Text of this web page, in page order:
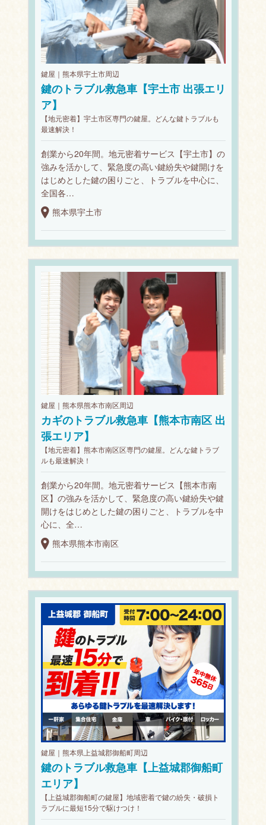
鍵屋｜熊本県宇土市周辺
鍵のトラブル救急車【宇土市 出張エリ
ア】
【地元密着】宇土市区専門の鍵屋。どんな鍵トラブルも
最速解決！
創業から20年間。地元密着サービス【宇土市】の
強みを活かして、緊急度の高い鍵紛失や鍵開けを
はじめとした鍵の困りごと、トラブルを中心に、
全国各…
熊本県宇土市
鍵屋｜熊本県熊本市南区周辺
カギのトラブル救急車【熊本市南区 出
張エリア】
【地元密着】熊本市南区区専門の鍵屋。どんな鍵トラブ
ルも最速解決！
創業から20年間。地元密着サービス【熊本市南
区】の強みを活かして、緊急度の高い鍵紛失や鍵
開けをはじめとした鍵の困りごと、トラブルを中
心に、全…
熊本県熊本市南区
鍵屋｜熊本県上益城郡御船町周辺
鍵のトラブル救急車【上益城郡御船町
エリア】
【上益城郡御船町の鍵屋】地域密着で鍵の紛失・破損ト
ラブルに最短15分で駆けつけ！